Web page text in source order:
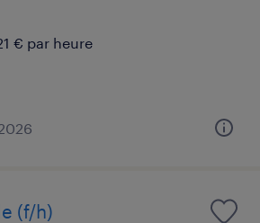
€ par heure
(f/h)